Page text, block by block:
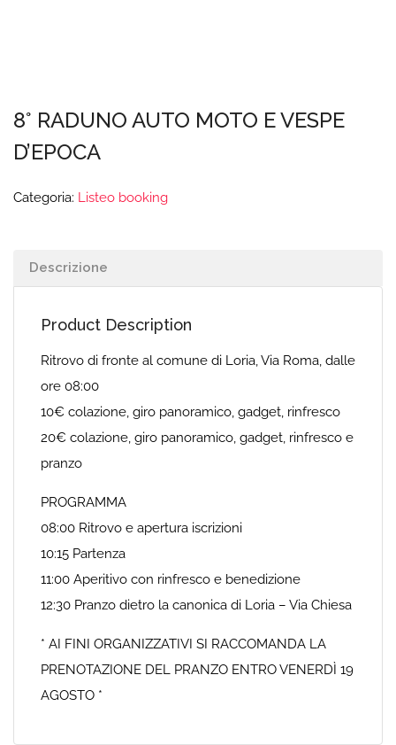
8° RADUNO AUTO MOTO E VESPE
D’EPOCA
Categoria: Listeo booking
Descrizione
Product Description
Ritrovo di fronte al comune di Loria, Via Roma, dalle
ore 08:00
10€ colazione, giro panoramico, gadget, rinfresco
20€ colazione, giro panoramico, gadget, rinfresco e
pranzo
PROGRAMMA
08:00 Ritrovo e apertura iscrizioni
10:15 Partenza
11:00 Aperitivo con rinfresco e benedizione
12:30 Pranzo dietro la canonica di Loria – Via Chiesa
* AI FINI ORGANIZZATIVI SI RACCOMANDA LA
PRENOTAZIONE DEL PRANZO ENTRO VENERDÌ 19
AGOSTO *